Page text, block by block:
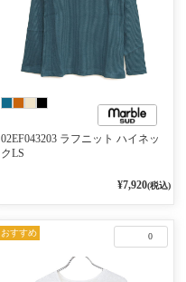
02EF043203 ラフニット ハイネッ
クLS
¥7,920(税込)
0
おすすめ